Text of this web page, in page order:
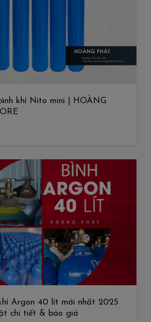
khí Nito mini | HOÀNG
Argon 40 lít mới nhất 2025
chi tiết & báo giá